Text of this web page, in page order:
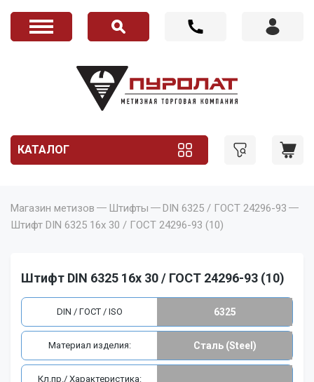
КАТАЛОГ
Магазин метизов Штифты
DIN 6325 / ГОСТ 24296-93
Штифт DIN 6325 16x 30 / ГОСТ 24296-93 (10)
Штифт DIN 6325 16x 30 / ГОСТ 24296-93 (10)
DIN / ГОСТ / ISO 6325
Материал изделия: Сталь (Steel)
Кл.пр./ Характеристика: